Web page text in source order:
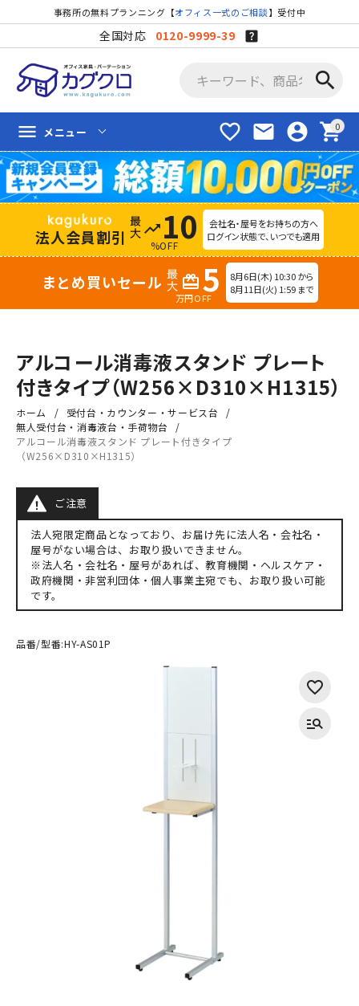
事務所の無料プランニング【オフィス一式のご相談】受付中
全国対応 0120-9999-39
search
favorite_border mail account_circle shopping_cart
menu メニュー
法人会員割引 trending_up 10
%OFF
会社名・屋号をお持ちの方へ
ログイン状態で、いつでも適用
まとめ買いセール redeem 5
万円OFF
8月6日(木) 10:30 から
8月11日(火) 1:59 まで
アルコール消毒液スタンド プレート
付きタイプ（W256×D310×H1315）
ホーム
受付台・カウンター・サービス台
無人受付台・消毒液台・手荷物台
アルコール消毒液スタンド プレート付きタイプ
（W256×D310×H1315）
ご注意
法人宛限定商品となっており、お届け先に法人名・会社名・
屋号がない場合は、お取り扱いできません。
※法人名・会社名・屋号があれば、教育機関・ヘルスケア・
政府機関・非営利団体・個人事業主宛でも、お取り扱い可能
です。
品番/型番:HY-AS01P